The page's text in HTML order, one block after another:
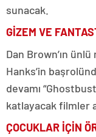
sunacak.
GİZEM VE
Dan Brown’ın
Hanks’in
devamı
katlayacak filmler
ÇOCUKLAR İÇİN